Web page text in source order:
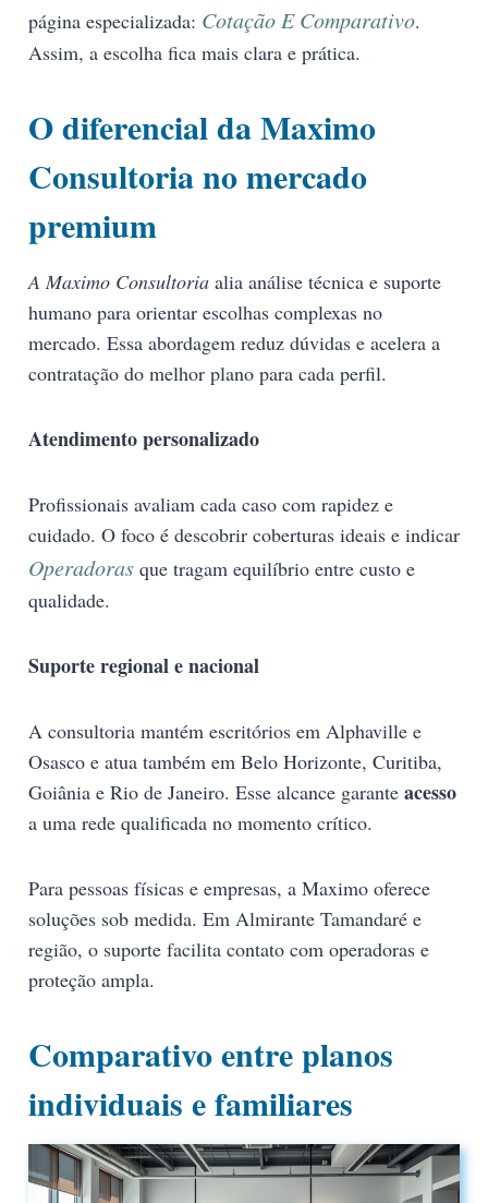
página especializada: Cotação E Comparativo.
Assim, a escolha fica mais clara e prática.
O diferencial da Maximo
Consultoria no mercado
premium
A Maximo Consultoria alia análise técnica e suporte
humano para orientar escolhas complexas no
mercado. Essa abordagem reduz dúvidas e acelera a
contratação do melhor plano para cada perfil.
Atendimento personalizado
Profissionais avaliam cada caso com rapidez e
cuidado. O foco é descobrir coberturas ideais e indicar
Operadoras que tragam equilíbrio entre custo e
qualidade.
Suporte regional e nacional
A consultoria mantém escritórios em Alphaville e
Osasco e atua também em Belo Horizonte, Curitiba,
Goiânia e Rio de Janeiro. Esse alcance garante acesso
a uma rede qualificada no momento crítico.
Para pessoas físicas e empresas, a Maximo oferece
soluções sob medida. Em Almirante Tamandaré e
região, o suporte facilita contato com operadoras e
proteção ampla.
Comparativo entre planos
individuais e familiares